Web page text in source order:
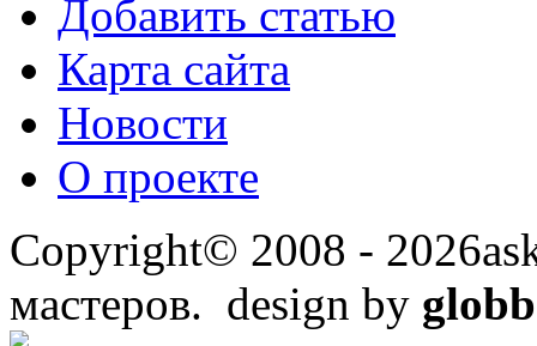
Добавить статью
Карта сайта
Новости
О проекте
Copyright© 2008 -
мастеров. design by